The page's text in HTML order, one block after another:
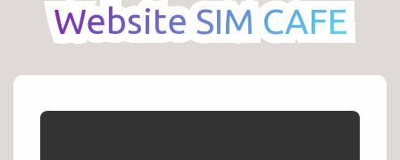
Website SIM CAFE
Website SIM CAFE